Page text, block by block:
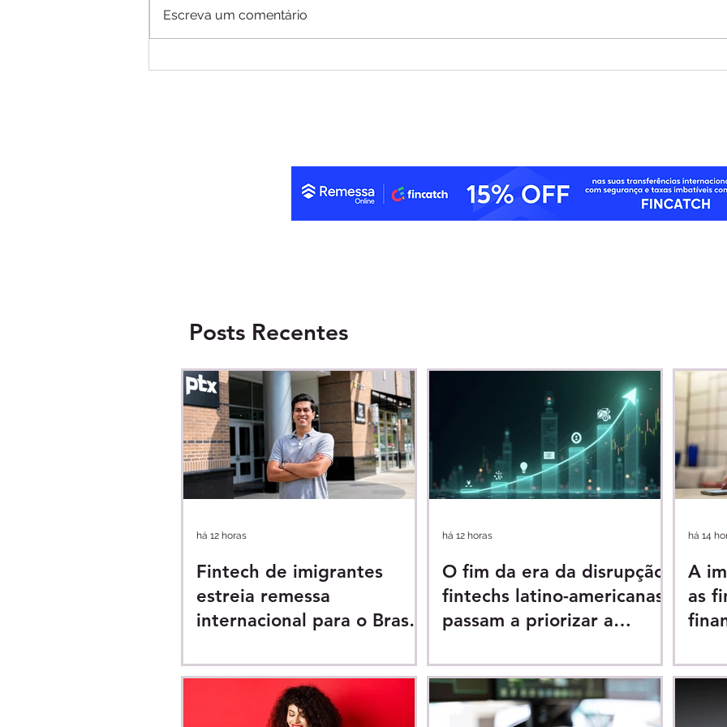
Escreva um comentário
Posts Recentes
Fintech de imigrantes
estreia remessa
internacional para o Brasil
há 12 horas
O fim da era da disrupção:
fintechs latino-americanas
passam a priorizar a
há 12 horas
A
as
há 14